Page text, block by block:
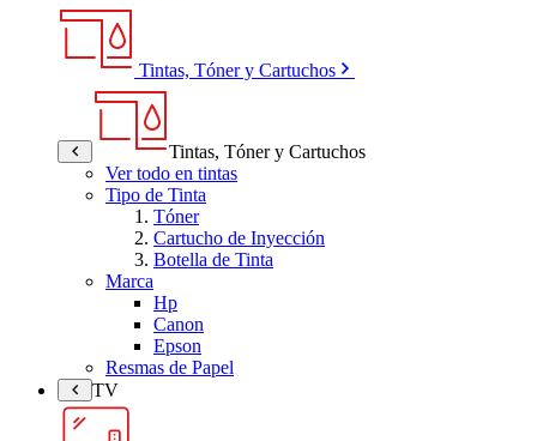
Tintas, Tóner y Cartuchos
Tintas, Tóner y Cartuchos
Ver todo en tintas
Tipo de Tinta
Tóner
Cartucho de Inyección
Botella de Tinta
Marca
Hp
Canon
Epson
Resmas de Papel
TV